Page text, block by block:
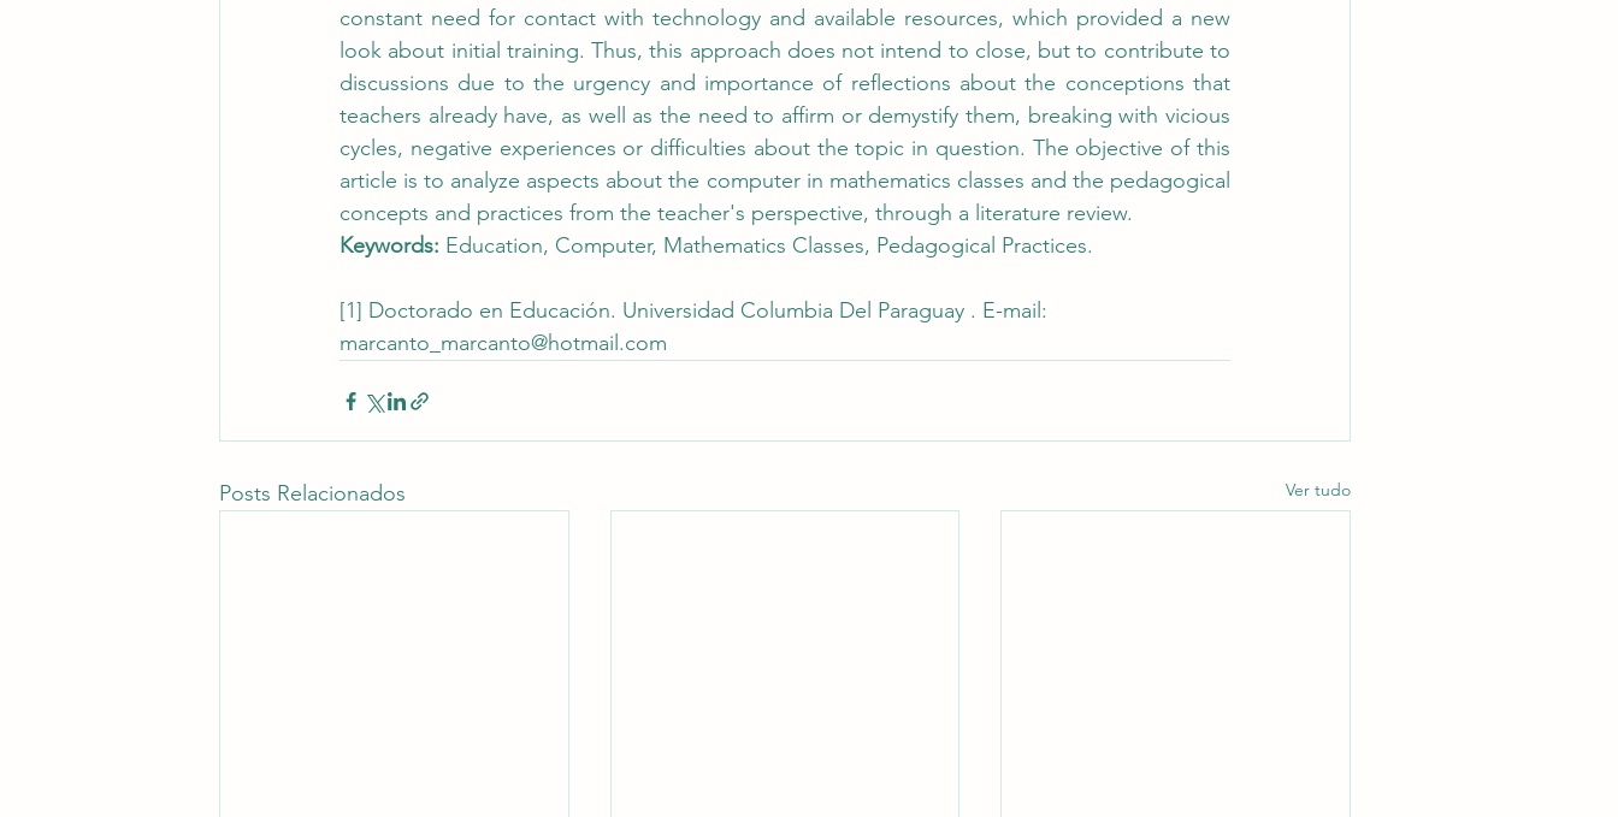
constant need for contact with technology and available resources, which provided a new
look about initial training. Thus, this approach does not intend to close, but to contribute to
discussions due to the urgency and importance of reflections about the conceptions that
teachers already have, as well as the need to affirm or demystify them, breaking with vicious
cycles, negative experiences or difficulties about the topic in question. The objective of this
article is to analyze aspects about the computer in mathematics classes and the pedagogical
concepts and practices from the teacher's perspective, through a literature review.
Keywords: Education, Computer, Mathematics Classes, Pedagogical Practices.
[1] Doctorado en Educación. Universidad Columbia Del Paraguay . E-mail:
marcanto_marcanto@hotmail.com
Posts Relacionados Ver tudo